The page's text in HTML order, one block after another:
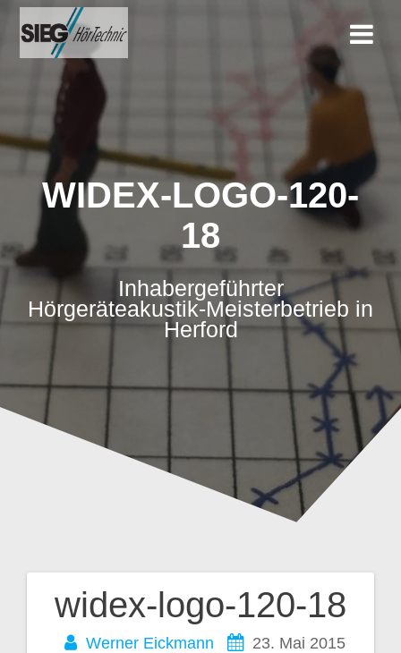
WIDEX-LOGO-120-
18
Inhabergeführter
Hörgeräteakustik-Meisterbetrieb in
Herford
widex-logo-120-18
Werner Eickmann
23. Mai 2015
Beitragsnavigation